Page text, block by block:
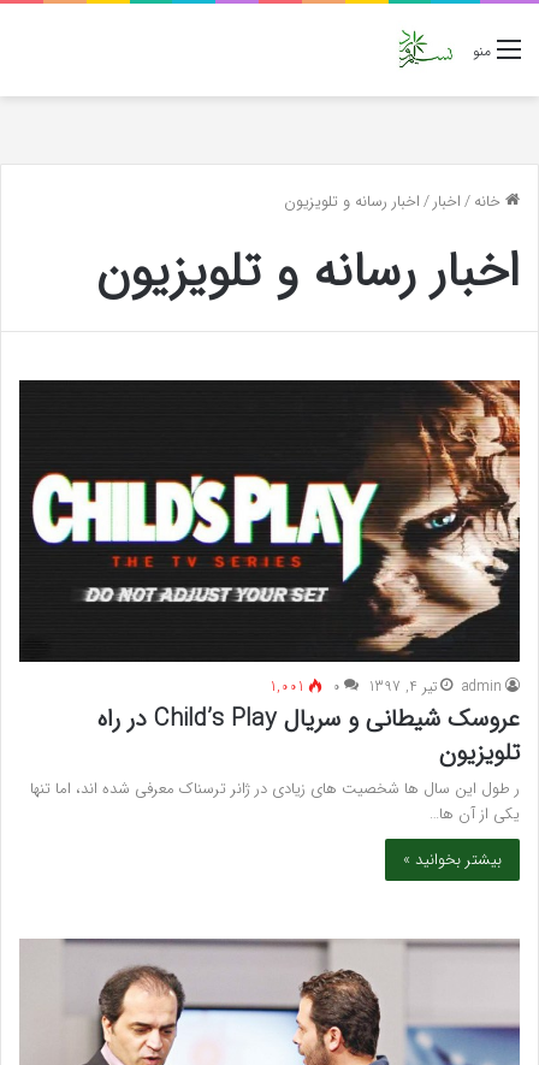
منو
خانه/اخبار/اخبار رسانه و تلویزیون
اخبار رسانه و تلویزیون
admin تیر 4, 1397 ۰ 1,001
عروسک شیطانی و سریال Child’s Play در راه
تلویزیون
ر طول این سال ها شخصیت های زیادی در ژانر ترسناک معرفی شده اند، اما تنها
یکی از آن ها…
بیشتر بخوانید »